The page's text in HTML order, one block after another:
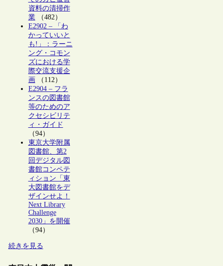
資料の清掃作
業（482）
E2902 – 「わ
かっていいと
も!」：ラーニ
ング・コモン
ズにおける学
際交流支援企
画（112）
E2904 – フラ
ンスの図書館
等のためのア
クセシビリテ
ィ・ガイド
（94）
東京大学附属
図書館、第2
回デジタル図
書館コンペテ
ィション「東
大図書館をデ
ザインせよ！
Next Library
Challenge
2030」を開催
（94）
続きを見る